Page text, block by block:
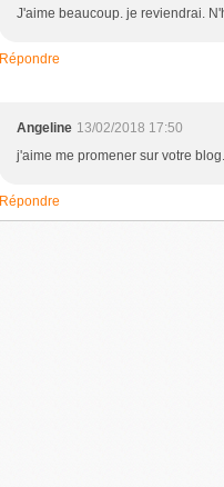
J'aime beaucoup. je reviendrai.
Répondre
Angeline 13/02/2018 17:50
j'aime me promener sur votre
Répondre